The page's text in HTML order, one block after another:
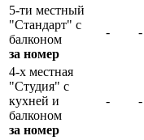
5-ти местный
"Стандарт" с
балконом
за номер
- -
4-х местная
"Студия" с
кухней и
балконом
за номер
- -